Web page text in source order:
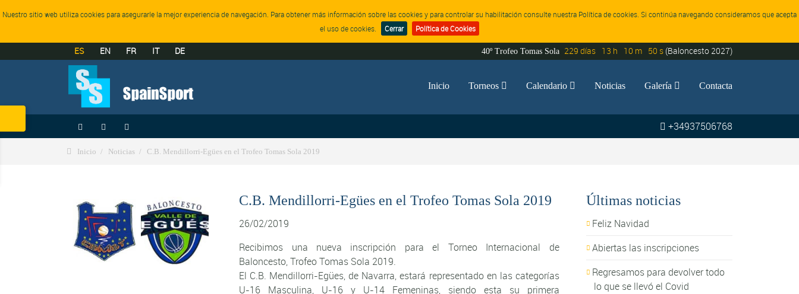
Nuestro sitio web utiliza cookies para asegurarle la mejor experiencia de navegación. Para obtener más información sobre las cookies y para controlar su habilitación consulte nuestra Política de cookies. Si continúa navegando consideramos que acepta
el uso de cookies.
Cerrar Política de Cookies
ES EN FR IT DE 40º Trofeo Tomas Sola 229 días 13 h 10 m 49 s (Baloncesto 2027)
Inicio Torneos  Calendario  Noticias Galería  Contacta
   +34937506768
 Inicio Noticias C.B. Mendillorri-Egües en el Trofeo Tomas Sola 2019
C.B. Mendillorri-Egües en el Trofeo Tomas Sola 2019
26/02/2019
Recibimos una nueva inscripción para el Torneo Internacional de
Baloncesto, Trofeo Tomas Sola 2019.
El C.B. Mendillorri-Egües, de Navarra, estará representado en las categorías
U-16 Masculina, U-16 y U-14 Femeninas, siendo esta su primera
Últimas noticias
Feliz Navidad
Abiertas las inscripciones
Regresamos para devolver todo
lo que se llevó el Covid